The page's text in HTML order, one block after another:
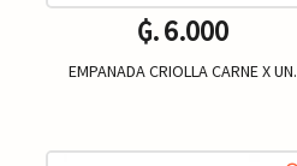
₲. 6.000
EMPANADA CRIOLLA CARNE X UN.